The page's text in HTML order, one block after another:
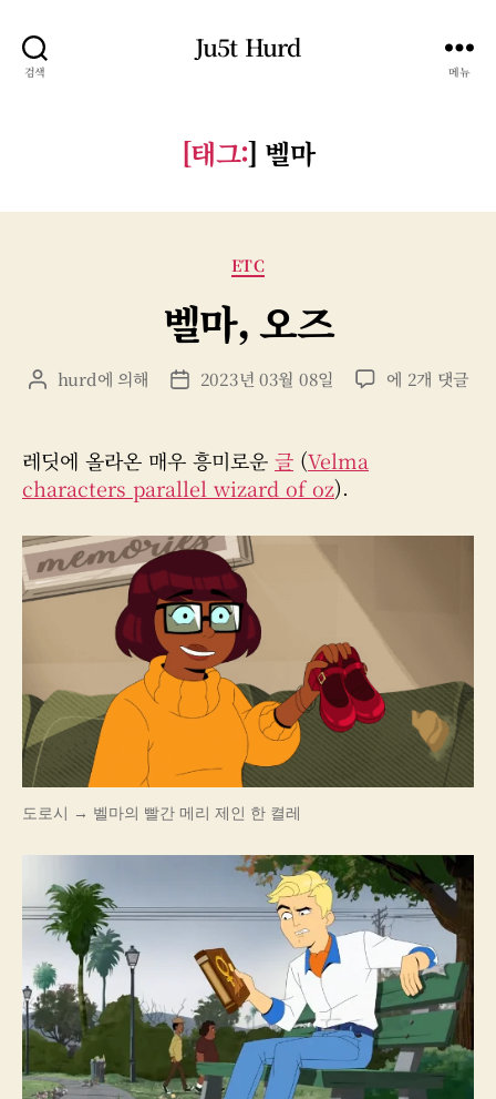
검색
Ju5t Hurd
메뉴
[태그:] 벨마
카
테
리
ETC
벨마, 오즈
게
작
성
자
hurd에 의해
게
날
짜
2023년 03월 08일
벨
에 2개 댓글
레딧에 올라온 매우 흥미로운 글 (Velma
characters parallel wizard of oz).
도로시 → 벨마의 빨간 메리 제인 한 켤레